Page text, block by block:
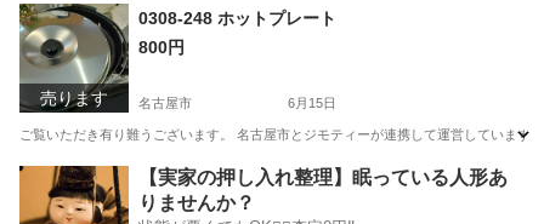
愛知 名古屋市 リユース
売ります
0308-248 ホットプレート
800円
名古屋市 6月15日
ご覧いただき有り難うございます。 名古屋市とジモティーが連携して運営してい
愛知 名古屋市 家電 リユース
【実家の押し入れ整理】眠っている人形あ
りませんか？